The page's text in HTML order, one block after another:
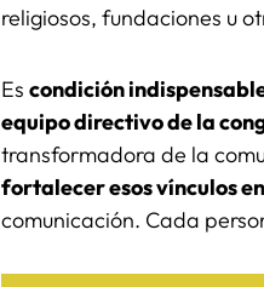
religiosos, fundaciones u
Es condición
equipo directivo de la
transformadora de la
fortalecer esos vínculos
comunicación. Cada